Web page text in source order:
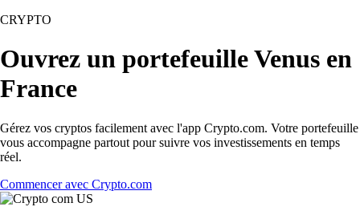
CRYPTO
Ouvrez un portefeuille Venus en
France
Gérez vos cryptos facilement avec l'app Crypto.com. Votre portefeuille
vous accompagne partout pour suivre vos investissements en temps
réel.
Commencer avec Crypto.com